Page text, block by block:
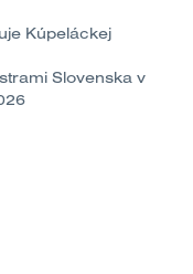
Kúpeláckej
Slovenska v